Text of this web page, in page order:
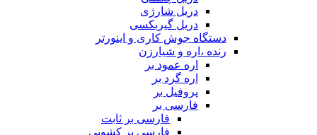
دریل شارژی
دریل گیربکسی
دستگاه جوش کاری و اینورتر
رنده ،اره و شیارزن
اره عمود بر
اره گرد بر
پروفیل بر
فارسی بر
فارسی بر ثابت
فارسی بر کشویی